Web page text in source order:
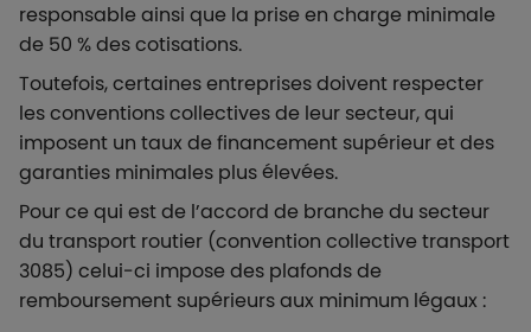
responsable ainsi que la prise en charge minimale
de 50 % des cotisations.
Toutefois, certaines entreprises doivent respecter
les conventions collectives de leur secteur, qui
imposent un taux de financement supérieur et des
garanties minimales plus élevées.
Pour ce qui est de l’accord de branche du secteur
du transport routier (convention collective transport
3085) celui-ci impose des plafonds de
remboursement supérieurs aux minimum légaux :